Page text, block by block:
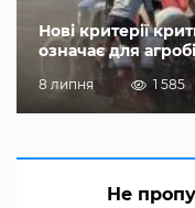
Нові критерії
означає для
8 липня 1 585
Не